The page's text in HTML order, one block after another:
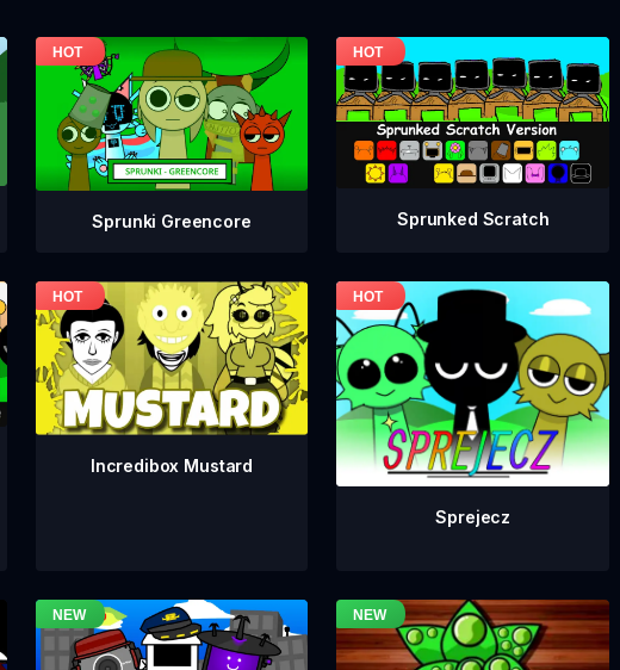
Sprunki Greencore Sprunked Scratch
Incredibox Mustard
Sprejecz